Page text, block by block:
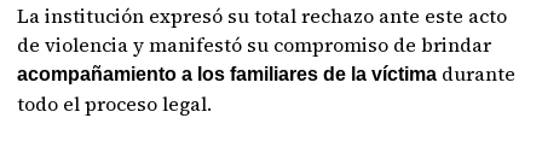
La institución expresó su total rechazo ante este acto
de violencia y manifestó su compromiso de brindar
acompañamiento a los familiares de la víctima durante
todo el proceso legal.